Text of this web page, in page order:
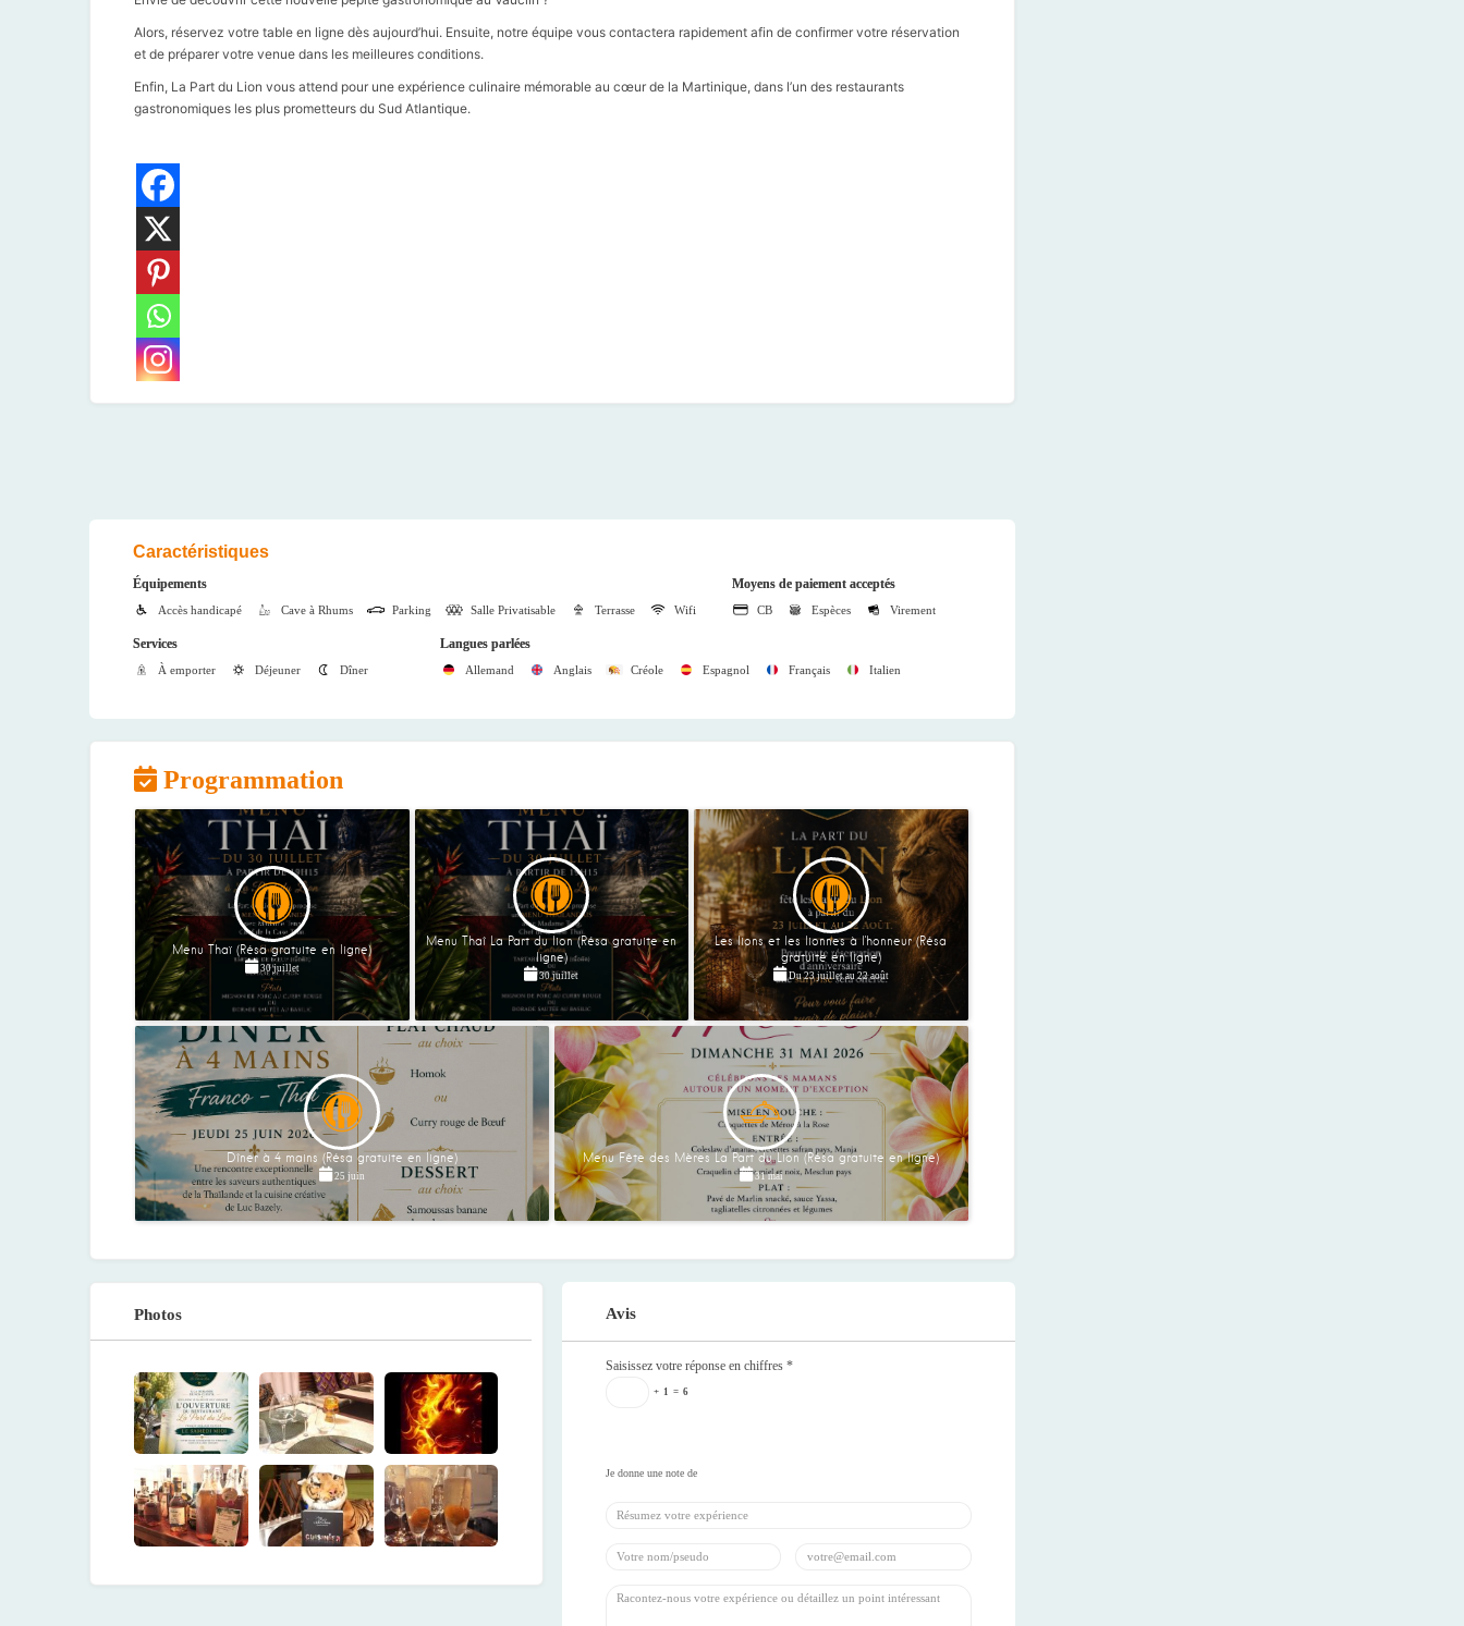
Alors, réservez votre table en ligne dès aujourd’hui. Ensuite, notre équipe vous contactera rapidement afin de confirmer votre réservation
et de préparer votre venue dans les meilleures conditions.
Enfin, La Part du Lion vous attend pour une expérience culinaire mémorable au cœur de la Martinique, dans l’un des restaurants
gastronomiques les plus prometteurs du Sud Atlantique.
Caractéristiques
Équipements
Accès handicapé Cave à Rhums Parking Salle Privatisable Terrasse Wifi
Moyens de paiement acceptés
CB Espèces Virement
Services
À emporter Déjeuner Dîner
Langues parlées
Allemand Anglais Créole Espagnol Français Italien
Programmation
Menu Thaï (Résa gratuite en ligne)
30 juillet
Menu Thaî La Part du lion (Résa gratuite en
ligne)
30 juillet
Les lions et les lionnes à l'honneur (Résa
gratuite en ligne)
Du23 juilletau22 août
Dîner à 4 mains (Résa gratuite en ligne)
25 juin
Menu Fête des Mères La Part du Lion (Résa gratuite en ligne)
31 mai
Photos Avis
Saisissez votre réponse en chiffres*
+ 1 = 6